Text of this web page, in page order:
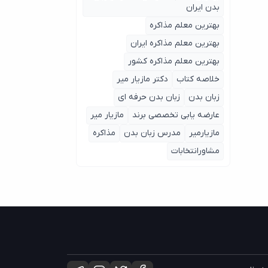
بدن ایران
بهترین معلم مذاکره
بهترین معلم مذاکره ایران
بهترین معلم مذاکره کشور
خلاصه کتاب
دکتر مازیار میر
زبان بدن
زبان بدن حرفه ای
عارضه یابی تخصصی برند
مازیار میر
مازیارمیر
مدرس زبان بدن
مذاکره
مشاورانتخابات